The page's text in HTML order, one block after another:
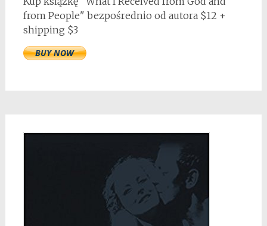
from People" bezpośrednio od autora $12 +
shipping $3